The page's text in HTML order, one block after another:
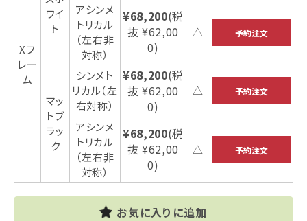
Xフ
レー
ム
ワイ
ト
アシンメ
トリカル
（左右非
対称）
¥68,200(税
抜 ¥62,00
0)
△
マッ
トブ
ラッ
ク
シンメト
リカル（左
右対称）
¥68,200(税
抜 ¥62,00
0)
△
アシンメ
トリカル
（左右非
対称）
¥68,200(税
抜 ¥62,00
0)
△
お気に入りに追加